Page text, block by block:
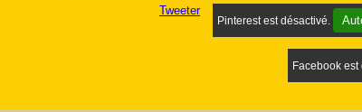
Tweeter
Pinterest est désactivé.
Facebook